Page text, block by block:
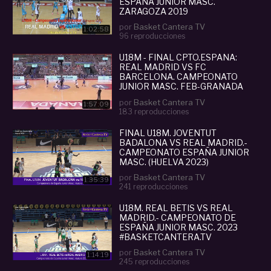
1:02:58
ZARAGOZA 2019
por Basket Cantera TV
96 reproducciones
1:57:09
U18M - FINAL CPTO.ESPAÑA:
REAL MADRID VS FC
BARCELONA. CAMPEONATO
JUNIOR MASC. FEB-GRANADA
por Basket Cantera TV
183 reproducciones
1:35:39
FINAL U18M. JOVENTUT
BADALONA VS REAL MADRID.-
CAMPEONATO ESPAÑA JUNIOR
MASC. (HUELVA 2023)
por Basket Cantera TV
241 reproducciones
1:14:19
U18M. REAL BETIS VS REAL
MADRID.- CAMPEONATO DE
ESPAÑA JUNIOR MASC. 2023
#BASKETCANTERA.TV
por Basket Cantera TV
245 reproducciones